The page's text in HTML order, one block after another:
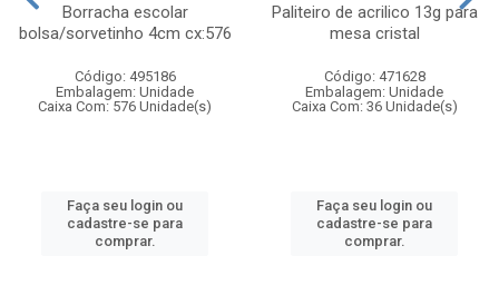
Borracha escolar
bolsa/sorvetinho 4cm cx:576
Código: 495186
Embalagem: Unidade
Caixa Com: 576 Unidade(s)
Faça seu login ou
cadastre-se para
comprar.
Paliteiro de acrilico 13g para
mesa cristal
Código: 471628
Embalagem: Unidade
Caixa Com: 36 Unidade(s)
Faça seu login ou
cadastre-se para
comprar.